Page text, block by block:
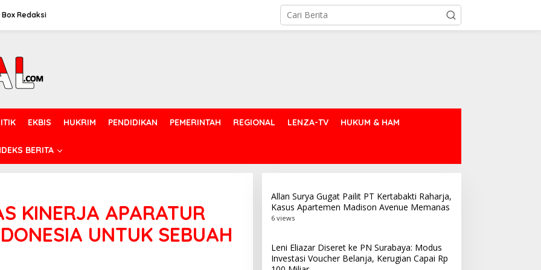
Box Redaksi
EKBIS HUKRIM PENDIDIKAN PEMERINTAH REGIONAL LENZA-TV HUKUM & HAM
BERITA
KINERJA APARATUR
UNTUK SEBUAH
Allan Surya Gugat Pailit PT Kertabakti Raharja,
Kasus Apartemen Madison Avenue Memanas
6 views
Leni Eliazar Diseret ke PN Surabaya: Modus
Investasi Voucher Belanja, Kerugian Capai Rp